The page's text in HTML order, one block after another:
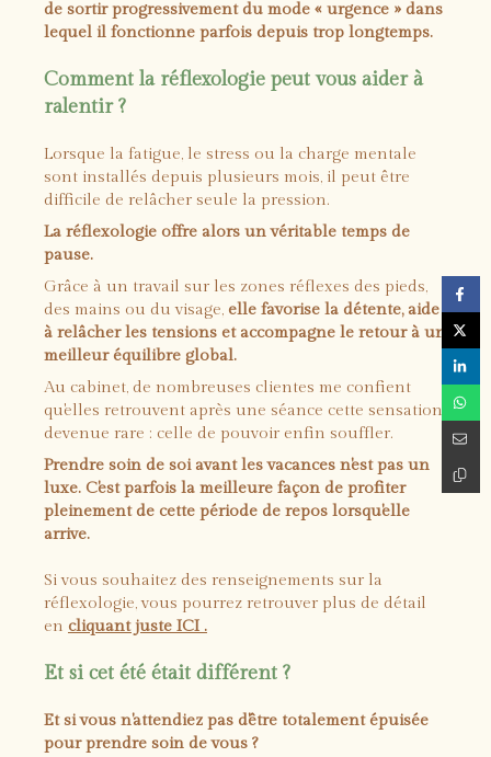
de sortir progressivement du mode « urgence » dans
lequel il fonctionne parfois depuis trop longtemps.
Comment la réflexologie peut vous aider à
ralentir ?
Lorsque la fatigue, le stress ou la charge mentale
sont installés depuis plusieurs mois, il peut être
difficile de relâcher seule la pression.
La réflexologie offre alors un véritable temps de
pause.
Grâce à un travail sur les zones réflexes des pieds,
des mains ou du visage, elle favorise la détente, aide
à relâcher les tensions et accompagne le retour à un
meilleur équilibre global.
Au cabinet, de nombreuses clientes me confient
qu'elles retrouvent après une séance cette sensation
devenue rare : celle de pouvoir enfin souffler.
Prendre soin de soi avant les vacances n'est pas un
luxe. C'est parfois la meilleure façon de profiter
pleinement de cette période de repos lorsqu'elle
arrive.
Si vous souhaitez des renseignements sur la
réflexologie, vous pourrez retrouver plus de détail
en cliquant juste ICI .
Et si cet été était différent ?
Et si vous n'attendiez pas d'être totalement épuisée
pour prendre soin de vous ?